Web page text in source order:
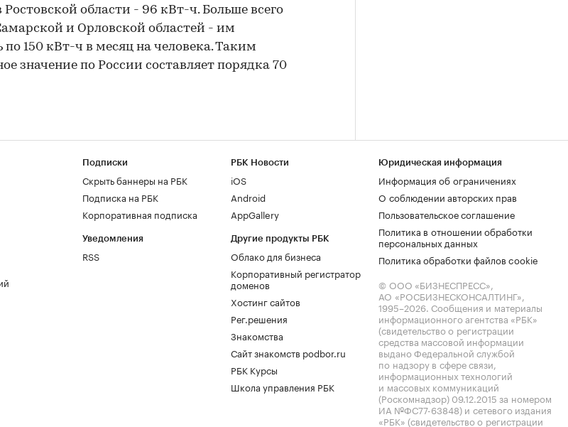
Ростовской области - 96 кВт-ч. Больше всего
и Орловской областей - им
150 кВт-ч в месяц на человека. Таким
значение по России составляет порядка 70
Подписки
Скрыть баннеры на РБК
Подписка на РБК
Корпоративная подписка
Уведомления
RSS
РБК Новости
iOS
Android
AppGallery
Другие продукты РБК
Облако для бизнеса
Корпоративный регистратор
доменов
Хостинг сайтов
Рег.решения
Знакомства
Сайт знакомств podbor.ru
РБК Курсы
Школа управления РБК
Юридическая информация
Информация об ограничениях
О соблюдении авторских прав
Пользовательское соглашение
Политика в отношении обработки
персональных данных
Политика обработки файлов cookie
© ООО «БИЗНЕСПРЕСС»,
АО «РОСБИЗНЕСКОНСАЛТИНГ»,
1995–2026. Сообщения и материалы
информационного агентства «РБК»
(свидетельство о регистрации
средства массовой информации
выдано Федеральной службой
по надзору в сфере связи,
информационных технологий
и массовых коммуникаций
(Роскомнадзор) 09.12.2015 за номером
ИА №ФС77-63848) и сетевого издания
«РБК» (свидетельство о регистрации